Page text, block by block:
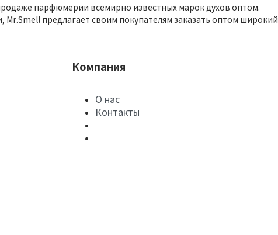
парфюмерии всемирно известных марок духов оптом.
предлагает своим покупателям заказать оптом широкий
Компания
О нас
Контакты